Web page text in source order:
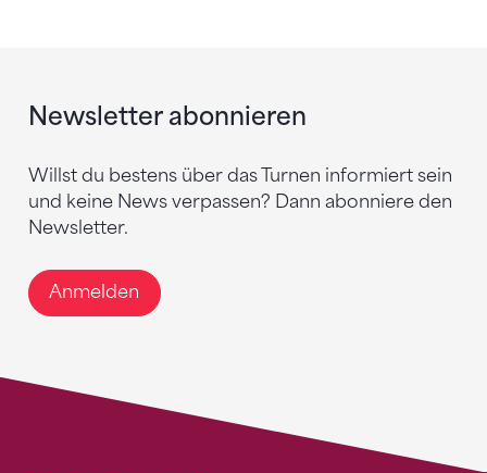
Newsletter abonnieren
Willst du bestens über das Turnen informiert sein
und keine News verpassen? Dann abonniere den
Newsletter.
Anmelden